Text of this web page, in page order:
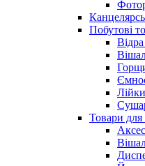
Побутові
Лійки
Товари для